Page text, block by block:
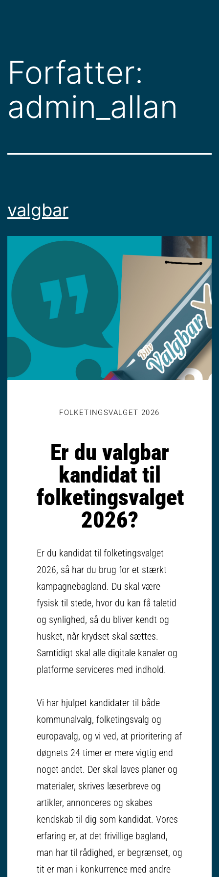
Forfatter:
admin_allan
valgbar
FOLKETINGSVALGET 2026
Er du valgbar
kandidat til
folketingsvalget
2026?
Er du kandidat til folketingsvalget
2026, så har du brug for et stærkt
kampagnebagland. Du skal være
fysisk til stede, hvor du kan få taletid
og synlighed, så du bliver kendt og
husket, når krydset skal sættes.
Samtidigt skal alle digitale kanaler og
platforme serviceres med indhold.
Vi har hjulpet kandidater til både
kommunalvalg, folketingsvalg og
europavalg, og vi ved, at prioritering af
døgnets 24 timer er mere vigtig end
noget andet. Der skal laves planer og
materialer, skrives læserbreve og
artikler, annonceres og skabes
kendskab til dig som kandidat. Vores
erfaring er, at det frivillige bagland,
man har til rådighed, er begrænset, og
tit er man i konkurrence med andre